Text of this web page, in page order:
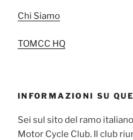
Chi Siamo
TOMCC HQ
INFORMAZIONI SU
Sei sul sito del ramo
Motor Cycle Club. Il club